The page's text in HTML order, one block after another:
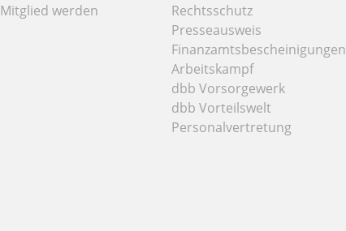
Mitglied werden
Rechtsschutz
Presseausweis
Finanzamtsbescheinigungen
Arbeitskampf
dbb Vorsorgewerk
dbb Vorteilswelt
Personalvertretung